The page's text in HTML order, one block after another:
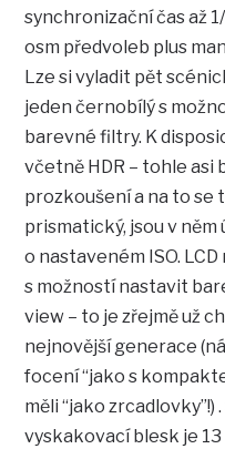
synchronizační čas až
osm předvoleb plus
Lze si vyladit pět
jeden černobílý s
barevné filtry. K
včetně HDR – tohle asi
prozkoušení a na to se
prismatický, jsou v něm
o nastaveném ISO.
s možností nastavit
view – to je zřejmě už
nejnovější generace
focení “jako s
měli “jako
vyskakovací blesk je 13